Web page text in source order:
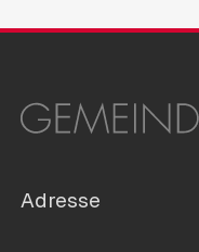
Adresse